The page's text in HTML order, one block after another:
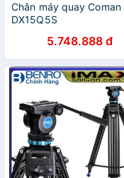
Chân máy quay Coman
DX15Q5S
5.748.888 đ